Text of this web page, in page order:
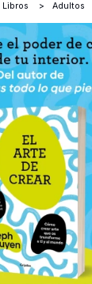
Libros Adultos